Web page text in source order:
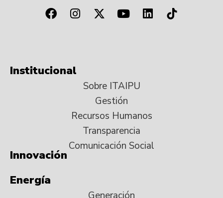
Institucional
Sobre ITAIPU
Gestión
Recursos Humanos
Transparencia
Comunicación Social
Innovación
Energía
Generación